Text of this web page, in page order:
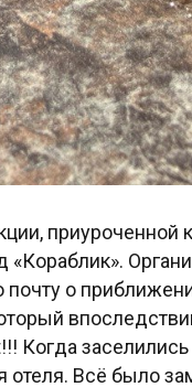
почту о
Когда
Всё было